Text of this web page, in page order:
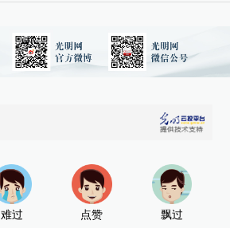
难过 点赞 飘过